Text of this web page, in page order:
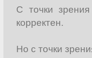
С точки
корректен.
Но с точки